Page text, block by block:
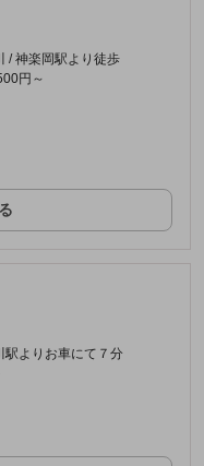
/ 神楽岡駅より徒歩
円～
駅よりお車にて７分